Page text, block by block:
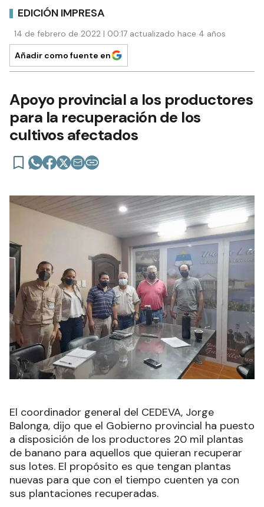
EDICIÓN IMPRESA
14 de febrero de 2022 | 00:17 actualizado hace 4 años
Añadir como fuente en
Apoyo provincial a los productores
para la recuperación de los
cultivos afectados
El coordinador general del CEDEVA, Jorge
Balonga, dijo que el Gobierno provincial ha puesto
a disposición de los productores 20 mil plantas
de banano para aquellos que quieran recuperar
sus lotes. El propósito es que tengan plantas
nuevas para que con el tiempo cuenten ya con
sus plantaciones recuperadas.